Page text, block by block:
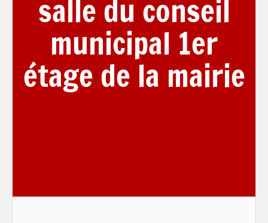
salle du conseil
municipal 1er
étage de la mairie